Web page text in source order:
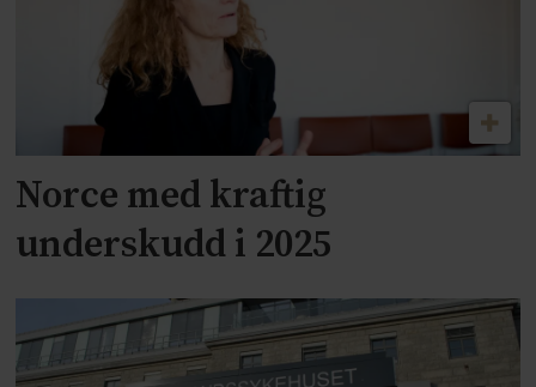
Norce med kraftig
underskudd i 2025